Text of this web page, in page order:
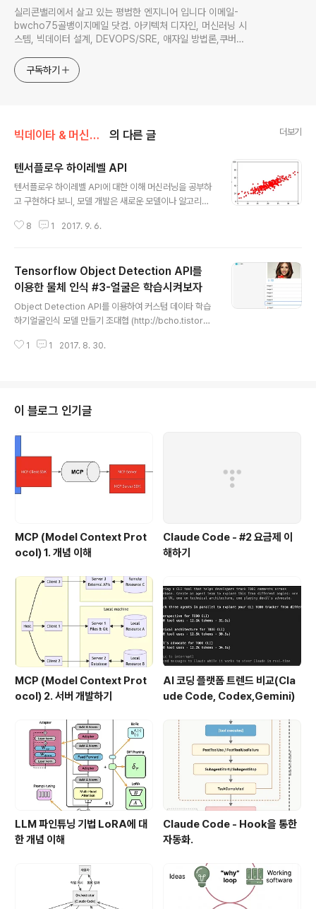
실리콘밸리에서 살고 있는 평범한 엔지니어 입니다 이메일-
bwcho75골뱅이지메일 닷컴. 아키텍처 디자인, 머신러닝 시
스템, 빅데이터 설계, DEVOPS/SRE, 애자일 방법론,쿠버네
한 기술 멘토링과 강의 진행합니다. Linkedin :
https://www.linkedin.com/in/terrycho75/
구독하기
빅데이타 & 머신러닝/머신러닝 의 다른 글 더보기
텐서플로우 하이레벨 API
텐서플로우 하이레벨 API에 대한 이해 머신러닝을 공부하
고 구현하다 보니, 모델 개발은 새로운 모델이나 알고리즘
이타 모델에 맞도록 포팅하고, 학습 시키는 것이 주된 일이
미터를 조정하고 피쳐등을 조정하기 위해서는 많은 실험을
할 수 있어야 하는데, 이러기 위해서는 실험(학습)시간이
짧아야 한다. 이를 위해서는 모델 개발 보다 분산 러닝을 하
기 위한 코드 변경 작업등이 많이 소요된다. 결론을 요약하
자면, 실제로 알고리즘을 개발하는 데이타 과학자가 아니
라, 머신러닝을 활용만 하는 프랙티셔너 입장이라면, 모델
8 1 2017. 9. 6.
Tensorflow Object Detection API를
이용한 물체 인식 #3-얼굴은 학습시켜보자
Object Detection API를 이용하여 커스텀 데이타 학습
하기얼굴인식 모델 만들기 조대협 (http://bcho.tistory.
API를 이용하여 직접 이미지를 인식할 수 있는 방법에 대
bject Detection API 설치Object Detection API 설
치는 http://bcho.tistory.com/1193 와 http://bcho.ti
story.com/1192 에서 이미 다뤘기 때문에 별도로 언급
1 1 2017. 8. 30.
이 블로그 인기글
MCP (Model Context Prot
ocol) 1. 개념 이해
Claude Code - #2 요금제 이
해하기
MCP (Model Context Prot
ocol) 2. 서버 개발하기
AI 코딩 플랫폼 트렌드 비교(Cla
ude Code, Codex,Gemini)
LLM 파인튜닝 기법 LoRA에 대
한 개념 이해
Claude Code - Hook을 통한
자동화.